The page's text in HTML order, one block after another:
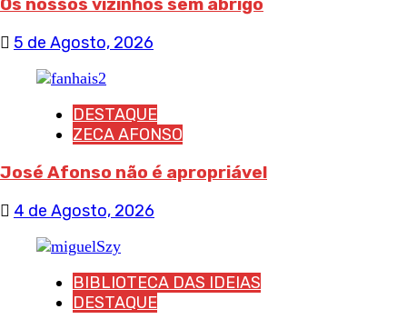
5 de Agosto, 2026
DESTAQUE
ZECA AFONSO
José Afonso não é apropriável
4 de Agosto, 2026
BIBLIOTECA DAS IDEIAS
DESTAQUE